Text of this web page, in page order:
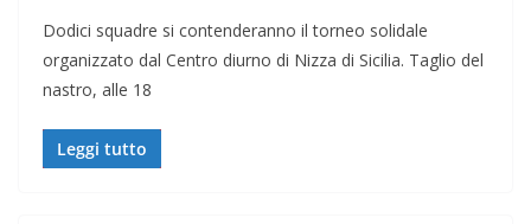
Dodici squadre si contenderanno il torneo solidale
organizzato dal Centro diurno di Nizza di Sicilia. Taglio del
nastro, alle 18
Leggi tutto